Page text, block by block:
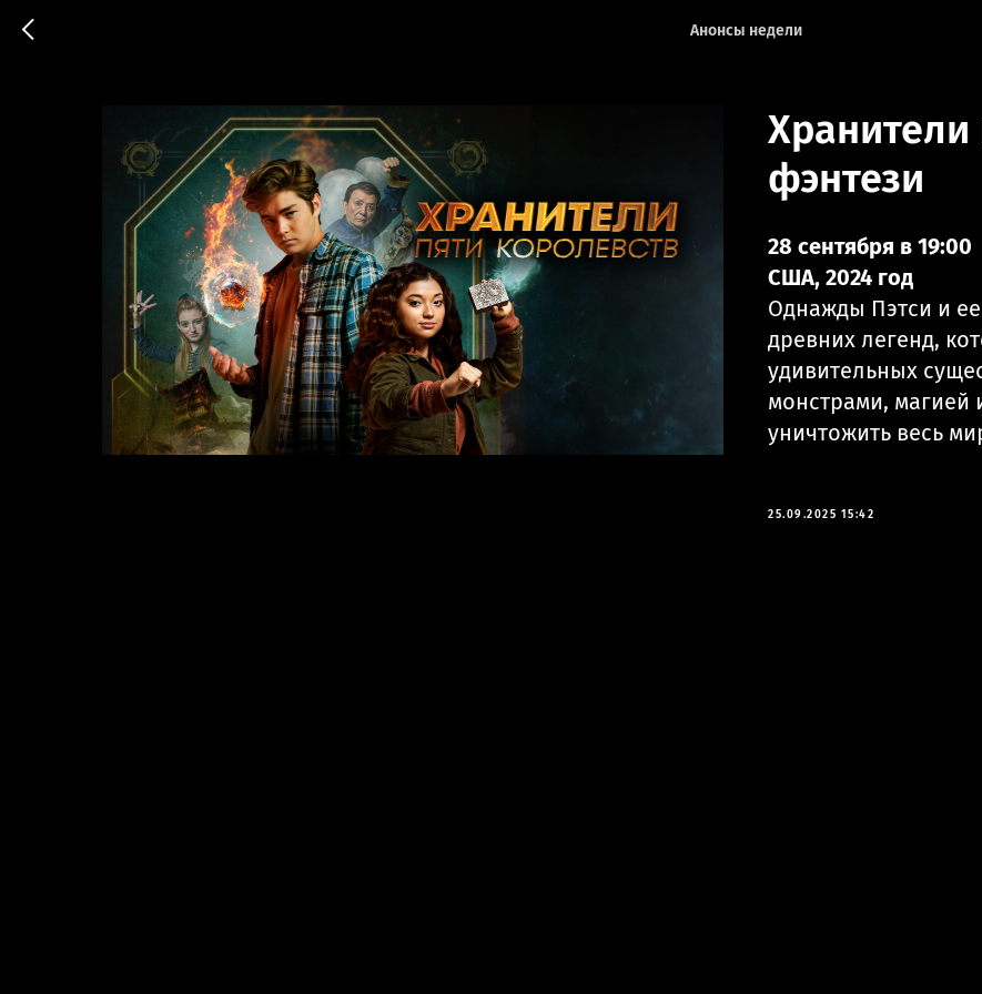
Анонсы недели
Хранители
фэнтези
28 сентября в 19:00
США, 2024 год
Однажды Пэтси и
древних легенд,
удивительных
монстрами, магией
уничтожить весь
25.09.2025 15:42